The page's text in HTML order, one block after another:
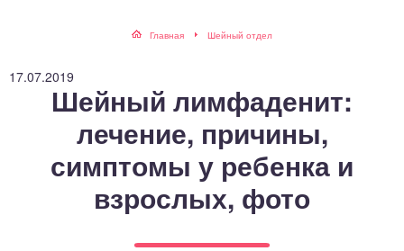
Главная Шейный отдел
17.07.2019
Шейный лимфаденит:
лечение, причины,
симптомы у ребенка и
взрослых, фото